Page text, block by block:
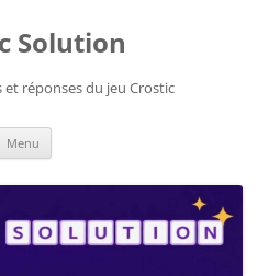
Solution
réponses du jeu Crostic
Menu